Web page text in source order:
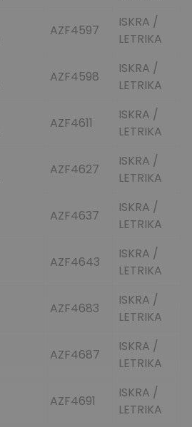
AZF4597
ISKRA /
LETRIKA
AZF4598
ISKRA /
LETRIKA
AZF4611
ISKRA /
LETRIKA
AZF4627
ISKRA /
LETRIKA
AZF4637
ISKRA /
LETRIKA
AZF4643
ISKRA /
LETRIKA
AZF4683
ISKRA /
LETRIKA
AZF4687
ISKRA /
LETRIKA
AZF4691
ISKRA /
LETRIKA